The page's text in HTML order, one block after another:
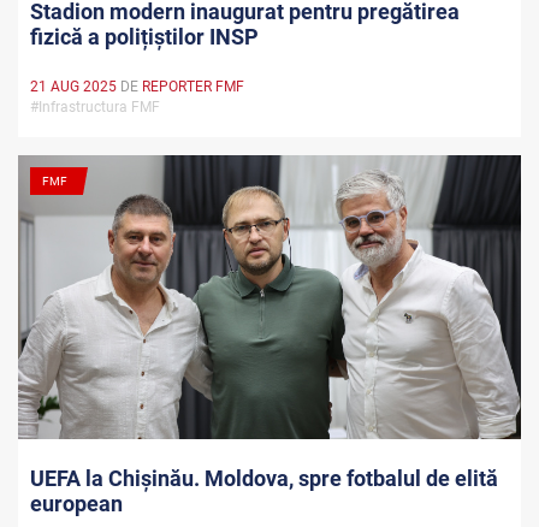
Stadion modern inaugurat pentru pregătirea
fizică a polițiștilor INSP
21 AUG 2025 DE REPORTER FMF
#Infrastructura FMF
FMF
UEFA la Chișinău. Moldova, spre fotbalul de elită
european